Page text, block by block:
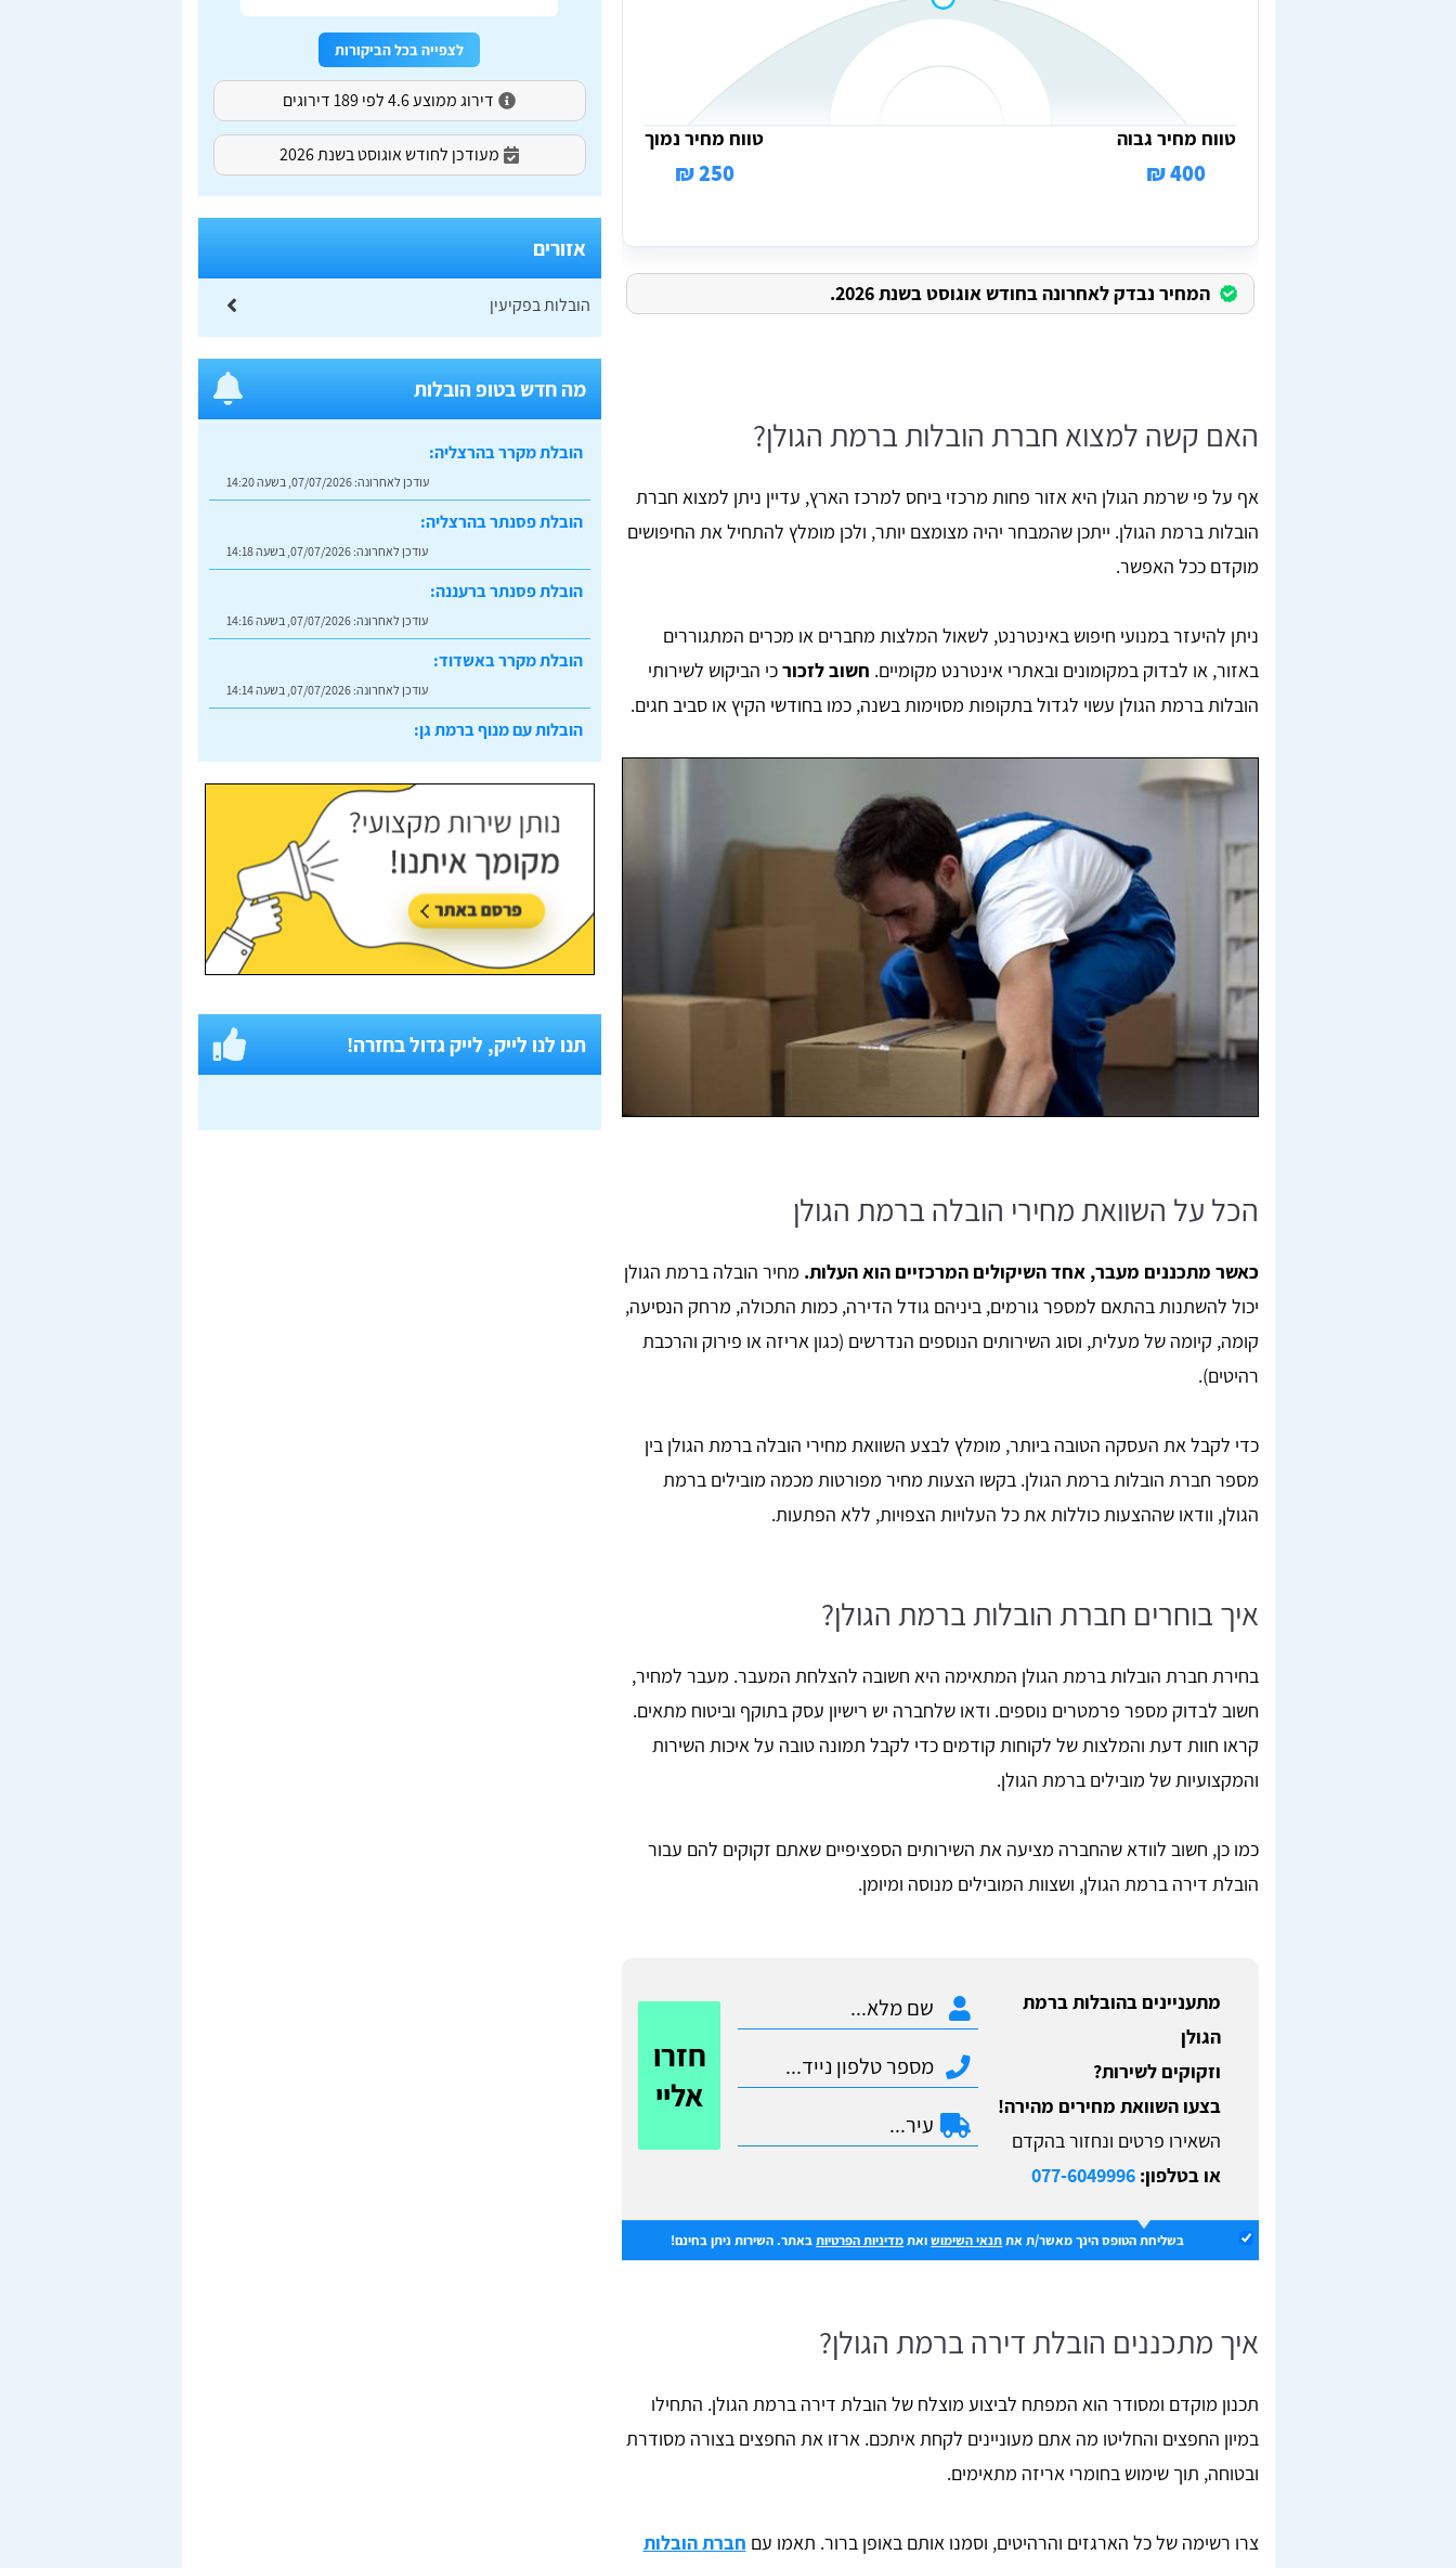
טווח מחיר גבוה
400 ₪
טווח מחיר נמוך
250 ₪
המחיר נבדק לאחרונה בחודש אוגוסט בשנת 2026.
האם קשה למצוא חברת הובלות ברמת הגולן?
אף על פי שרמת הגולן היא אזור פחות מרכזי ביחס למרכז הארץ, עדיין ניתן למצוא חברת
הובלות ברמת הגולן. ייתכן שהמבחר יהיה מצומצם יותר, ולכן מומלץ להתחיל את החיפושים
מוקדם ככל האפשר.
ניתן להיעזר במנועי חיפוש באינטרנט, לשאול המלצות מחברים או מכרים המתגוררים
באזור, או לבדוק במקומונים ובאתרי אינטרנט מקומיים. חשוב לזכורכי הביקוש לשירותי
הובלות ברמת הגולן עשוי לגדול בתקופות מסוימות בשנה, כמו בחודשי הקיץ או סביב חגים.
הכל על השוואת מחירי הובלה ברמת הגולן
כאשר מתכננים מעבר, אחד השיקולים המרכזיים הוא העלות. מחיר הובלה ברמת הגולן
יכול להשתנות בהתאם למספר גורמים, ביניהם גודל הדירה, כמות התכולה, מרחק הנסיעה,
קומה, קיומה של מעלית, וסוג השירותים הנוספים הנדרשים (כגון אריזה או פירוק והרכבת
רהיטים).
כדי לקבל את העסקה הטובה ביותר, מומלץ לבצע השוואת מחירי הובלה ברמת הגולן בין
מספר חברת הובלות ברמת הגולן. בקשו הצעות מחיר מפורטות מכמה מובילים ברמת
הגולן, וודאו שההצעות כוללות את כל העלויות הצפויות, ללא הפתעות.
איך בוחרים חברת הובלות ברמת הגולן?
בחירת חברת הובלות ברמת הגולן המתאימה היא חשובה להצלחת המעבר. מעבר למחיר,
חשוב לבדוק מספר פרמטרים נוספים. ודאו שלחברה יש רישיון עסק בתוקף וביטוח מתאים.
קראו חוות דעת והמלצות של לקוחות קודמים כדי לקבל תמונה טובה על איכות השירות
והמקצועיות של מובילים ברמת הגולן.
כמו כן, חשוב לוודא שהחברה מציעה את השירותים הספציפיים שאתם זקוקים להם עבור
הובלת דירה ברמת הגולן, ושצוות המובילים מנוסה ומיומן.
מתעניינים בהובלות ברמת
הגולן
וזקוקים לשירות?
בצעו השוואת מחירים מהירה!
השאירו פרטים ונחזור בהקדם
או בטלפון:077-6049996
חזרו
אליי
בשליחת הטופס הינך מאשר/ת אתתנאי השימושואתמדיניות הפרטיותבאתר. השירות ניתן בחינם!
איך מתכננים הובלת דירה ברמת הגולן?
תכנון מוקדם ומסודר הוא המפתח לביצוע מוצלח של הובלת דירה ברמת הגולן. התחילו
במיון החפצים והחליטו מה אתם מעוניינים לקחת איתכם. ארזו את החפצים בצורה מסודרת
ובטוחה, תוך שימוש בחומרי אריזה מתאימים.
צרו רשימה של כל הארגזים והרהיטים, וסמנו אותם באופן ברור. תאמו עם חברת הובלות
לצפייה בכל הביקורות
דירוג ממוצע 4.6 לפי 189 דירוגים
מעודכן לחודש אוגוסט בשנת 2026
אזורים
הובלות בפקיעין
מה חדש בטופ הובלות
הובלת מקרר בהרצליה:
עודכן לאחרונה:07/07/2026, בשעה 14:20
הובלת פסנתר בהרצליה:
עודכן לאחרונה:07/07/2026, בשעה 14:18
הובלת פסנתר ברעננה:
עודכן לאחרונה:07/07/2026, בשעה 14:16
הובלת מקרר באשדוד:
עודכן לאחרונה:07/07/2026, בשעה 14:14
הובלות עם מנוף ברמת גן:
עודכן לאחרונה:07/07/2026, בשעה 14:23
תנו לנו לייק, לייק גדול בחזרה!